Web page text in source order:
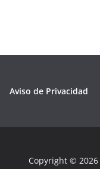
Aviso de Privacidad
Copyright © 2026